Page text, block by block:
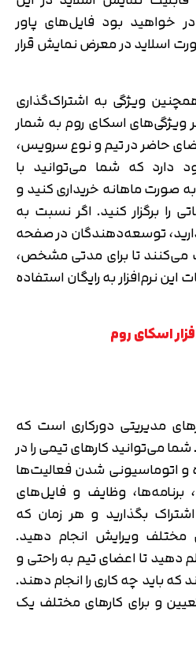
خواهید بود فایل‌های پاور
اسلاید در معرض نمایش قرار
ویژگی به اشتراک‌گذاری
ویژگی‌های اسکای روم به شمار
حاضر در تیم و نوع سرویس،
دارد که شما می‌توانید با
صورت ماهانه خریداری کنید و
را برگزار کنید. اگر نسبت به
توسعه‌دهندگان در صفحه
تا برای مدتی مشخص،
نرم‌افزار به رایگان استفاده
اسکای روم
مدیریتی دورکاری است که
شما می‌توانید کارهای تیمی را در
و اتوماسیونی شدن فعالیت‌ها
برنامه‌ها، وظایف و فایل‌های
بگذارید و هر زمان که
ویرایش انجام دهید.
دهید تا اعضای تیم به راحتی و
باید چه کاری را انجام دهند.
و برای کارهای مختلف یک